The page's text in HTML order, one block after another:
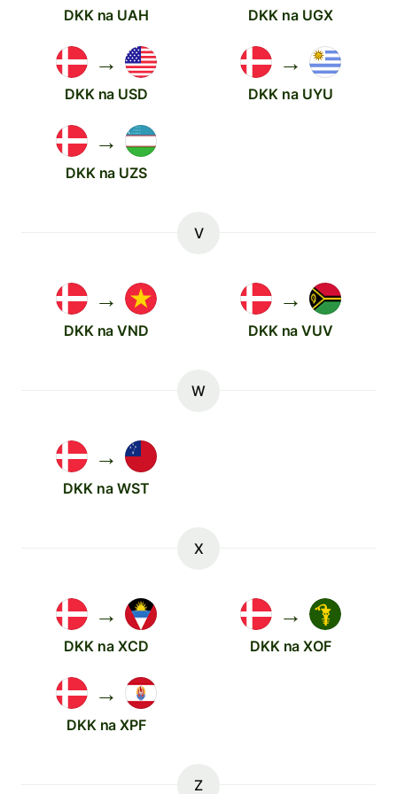
DKK na UAH DKK na UGX
→
DKK na USD
→
DKK na UYU
→
DKK na UZS
V
→
DKK na VND
→
DKK na VUV
W
→
DKK na WST
X
→
DKK na XCD
→
DKK na XOF
→
DKK na XPF
Z